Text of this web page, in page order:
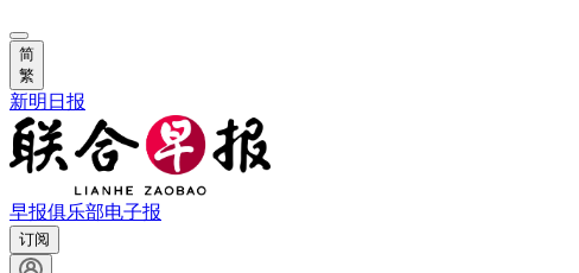
简
繁
新明日报
早报俱乐部电子报
订阅